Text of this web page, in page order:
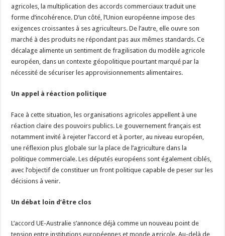
agricoles, la multiplication des accords commerciaux traduit une
forme d’incohérence. D’un côté, l’Union européenne impose des
exigences croissantes à ses agriculteurs. De l’autre, elle ouvre son
marché à des produits ne répondant pas aux mêmes standards. Ce
décalage alimente un sentiment de fragilisation du modèle agricole
européen, dans un contexte géopolitique pourtant marqué par la
nécessité de sécuriser les approvisionnements alimentaires.
Un appel à réaction politique
Face à cette situation, les organisations agricoles appellent à une
réaction claire des pouvoirs publics. Le gouvernement français est
notamment invité à rejeter l’accord et à porter, au niveau européen,
une réflexion plus globale sur la place de l’agriculture dans la
politique commerciale. Les députés européens sont également ciblés,
avec l’objectif de constituer un front politique capable de peser sur les
décisions à venir.
Un débat loin d’être clos
L’accord UE-Australie s’annonce déjà comme un nouveau point de
tension entre institutions européennes et monde agricole. Au-delà de